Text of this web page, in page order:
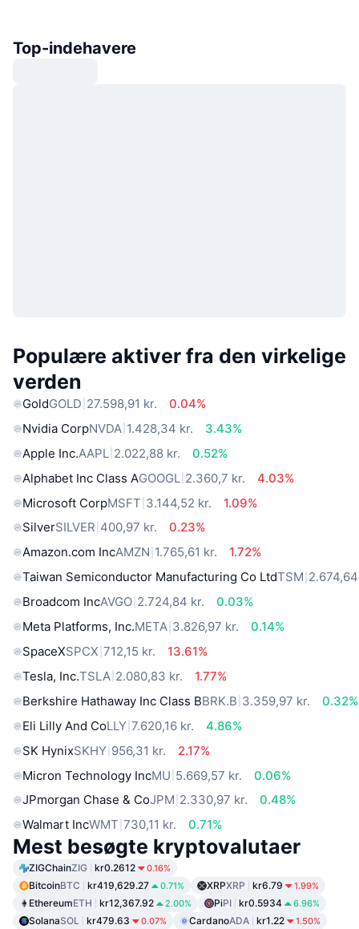
Top-indehavere
Populære aktiver fra den virkelige
verden
GoldGOLD 27.598,91 kr.
0.04%
Nvidia CorpNVDA 1.428,34 kr.
3.43%
Apple Inc.AAPL 2.022,88 kr.
0.52%
Alphabet Inc Class AGOOGL 2.360,7 kr.
4.03%
Microsoft CorpMSFT 3.144,52 kr.
1.09%
SilverSILVER 400,97 kr.
0.23%
Amazon.com IncAMZN 1.765,61 kr.
1.72%
Taiwan Semiconductor Manufacturing Co LtdTSM
Broadcom IncAVGO 2.724,84 kr.
0.03%
Meta Platforms, Inc.META 3.826,97 kr.
0.14%
SpaceXSPCX 712,15 kr.
13.61%
Tesla, Inc.TSLA 2.080,83 kr.
1.77%
Berkshire Hathaway Inc Class BBRK.B 3.359,97 kr.
0.32%
Eli Lilly And CoLLY 7.620,16 kr.
4.86%
SK HynixSKHY 956,31 kr.
2.17%
Micron Technology IncMU 5.669,57 kr.
0.06%
JPmorgan Chase & CoJPM 2.330,97 kr.
0.48%
Walmart IncWMT 730,11 kr. 0.71%
Mest besøgte kryptovalutaer
ZIGChainZIG kr0.2612 0.16%
BitcoinBTC kr419,629.27 0.71% XRPXRP kr6.79 1.99%
EthereumETH kr12,367.92 2.00% PiPI kr0.5934 6.96%
SolanaSOL kr479.63 0.07% CardanoADA kr1.22 1.50%